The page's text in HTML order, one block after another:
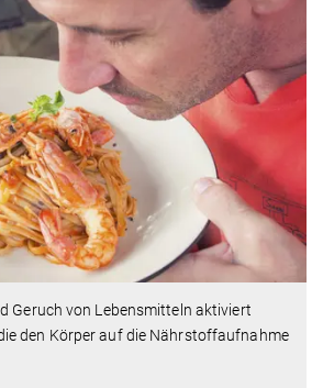
Geruch von Lebensmitteln aktiviert
den Körper auf die Nährstoffaufnahme